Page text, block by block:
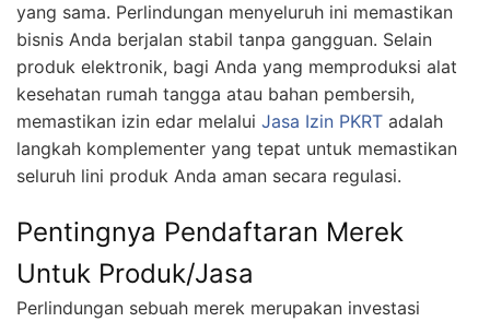
yang sama. Perlindungan menyeluruh ini memastikan
bisnis Anda berjalan stabil tanpa gangguan. Selain
produk elektronik, bagi Anda yang memproduksi alat
kesehatan rumah tangga atau bahan pembersih,
memastikan izin edar melalui Jasa Izin PKRT adalah
langkah komplementer yang tepat untuk memastikan
seluruh lini produk Anda aman secara regulasi.
Pentingnya Pendaftaran Merek
Untuk Produk/Jasa
Perlindungan sebuah merek merupakan investasi